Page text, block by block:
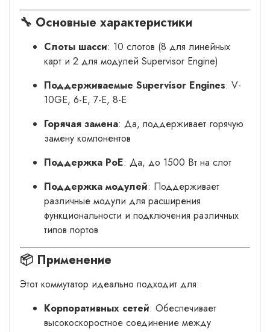
🔧 Основные характеристики
Слоты шасси: 10 слотов (8 для линейных
карт и 2 для модулей Supervisor Engine)
Поддерживаемые Supervisor Engines: V-
10GE, 6-E, 7-E, 8-E
Горячая замена: Да, поддерживает горячую
замену компонентов
Поддержка PoE: Да, до 1500 Вт на слот
Поддержка модулей: Поддерживает
различные модули для расширения
функциональности и подключения различных
типов портов
📦 Применение
Этот коммутатор идеально подходит для:
Корпоративных сетей: Обеспечивает
высокоскоростное соединение между